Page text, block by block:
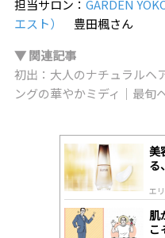
担当サロン： GARDEN
エスト）
豊田楓さん
▼ 関連記事
初出：大人のナチュラルヘ
ングの華やかミディ｜最旬
美
る
エ
肌
こ